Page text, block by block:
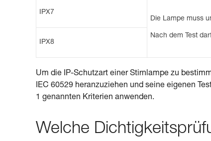
IPX7
Die Lampe muss
Nach dem Test
IPX8
Um die IP-Schutzart einer Stirnlampe zu
IEC 60529 heranzuziehen und seine eigenen
1 genannten Kriterien anwenden.
Welche